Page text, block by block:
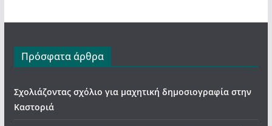
Πρόσφατα άρθρα
Σχολιάζοντας σχόλιο για μαχητική δημοσιογραφία στην
Καστοριά